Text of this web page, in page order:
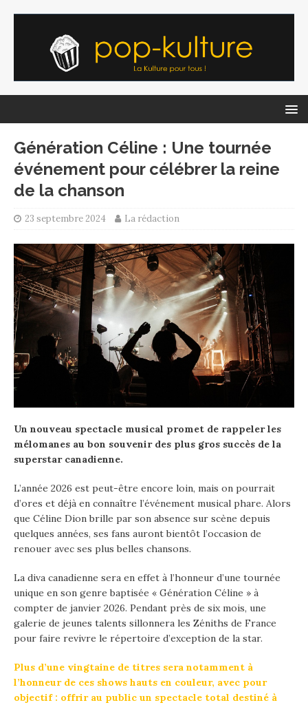
Génération Céline : Une tournée
événement pour célébrer la reine
de la chanson
23 septembre 2024 La rédaction
Un nouveau spectacle musical promet de rappeler les
mélomanes au bon souvenir des plus gros succès de la
superstar canadienne.
L’année 2026 est peut-être encore loin, mais on pourrait
d’ores et déjà en connaître l’événement musical phare. Alors
que Céline Dion brille par son absence sur scène depuis
quelques années, ses fans auront bientôt l’occasion de
renouer avec ses plus belles chansons.
La diva canadienne sera en effet à l’honneur d’une tournée
unique en son genre baptisée « Génération Céline » à
compter de janvier 2026. Pendant près de six mois, une
galerie de jeunes talents sillonnera les Zéniths de France
pour faire revivre le répertoire d’exception de la star.
Plus d’une vingtaine de titres sera notamment à
l’honneur de ces shows hauts en couleur, avec pour
objectif : offrir au public un spectacle total destiné à